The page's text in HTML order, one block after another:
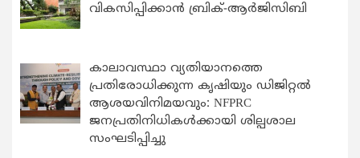
വികസിപ്പിക്കാന്‍ ബ്രിക്-ആര്‍ജിസിബി
കാലാവസ്ഥാ വ്യതിയാനത്തെ
പ്രതിരോധിക്കുന്ന കൃഷിയും ഡിജിറ്റൽ
ആശയവിനിമയവും: NFPRC
ജനപ്രതിനിധികൾക്കായി ശില്പശാല
സംഘടിപ്പിച്ചു